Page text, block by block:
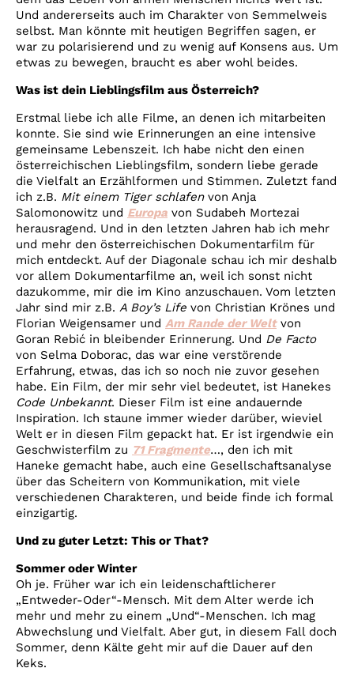
Und andererseits auch im Charakter von Semmelweis
selbst. Man könnte mit heutigen Begriffen sagen, er
war zu polarisierend und zu wenig auf Konsens aus. Um
etwas zu bewegen, braucht es aber wohl beides.
Was ist dein Lieblingsfilm aus Österreich?
Erstmal liebe ich alle Filme, an denen ich mitarbeiten
konnte. Sie sind wie Erinnerungen an eine intensive
gemeinsame Lebenszeit. Ich habe nicht den einen
österreichischen Lieblingsfilm, sondern liebe gerade
die Vielfalt an Erzählformen und Stimmen. Zuletzt fand
ich z.B. Mit einem Tiger schlafenvon Anja
Salomonowitz und Europa von Sudabeh Mortezai
herausragend. Und in den letzten Jahren hab ich mehr
und mehr den österreichischen Dokumentarfilm für
mich entdeckt. Auf der Diagonale schau ich mir deshalb
vor allem Dokumentarfilme an, weil ich sonst nicht
dazukomme, mir die im Kino anzuschauen. Vom letzten
Jahr sind mir z.B. A Boy’s Life von Christian Krönes und
Florian Weigensamer und Am Rande der Welt von
Goran Rebić in bleibender Erinnerung. Und De Facto
von Selma Doborac, das war eine verstörende
Erfahrung, etwas, das ich so noch nie zuvor gesehen
habe. Ein Film, der mir sehr viel bedeutet, ist Hanekes
Code Unbekannt. Dieser Film ist eine andauernde
Inspiration. Ich staune immer wieder darüber, wieviel
Welt er in diesen Film gepackt hat. Er ist irgendwie ein
Geschwisterfilm zu 71 Fragmente…, den ich mit
Haneke gemacht habe, auch eine Gesellschaftsanalyse
über das Scheitern von Kommunikation, mit viele
verschiedenen Charakteren, und beide finde ich formal
einzigartig.
Und zu guter Letzt: This or That?
Sommer oder Winter
Oh je. Früher war ich ein leidenschaftlicherer
„Entweder-Oder“-Mensch. Mit dem Alter werde ich
mehr und mehr zu einem „Und“-Menschen. Ich mag
Abwechslung und Vielfalt. Aber gut, in diesem Fall doch
Sommer, denn Kälte geht mir auf die Dauer auf den
Keks.